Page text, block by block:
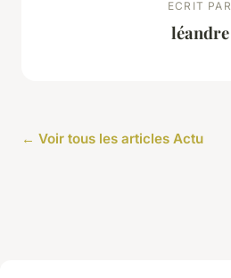
ECRIT PAR
léandre
← Voir tous les articles Actu